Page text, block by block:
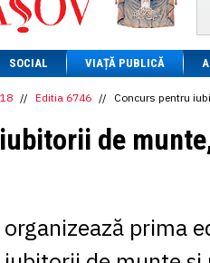
1 AUD= 2.7957
1 BGN= 2.5449
1 CAD= 3.1559
1 CHF= 5.2813
1 CNY= 0.6015
= 0.6668
1 EGP
= 0.0860
1 MDL = 0.2538
1 MXN
1 NOK = 0.4191
SOCIAL VIAȚĂ PUBLICĂ
// Editia 6746 // Concurs pentru
de
prima